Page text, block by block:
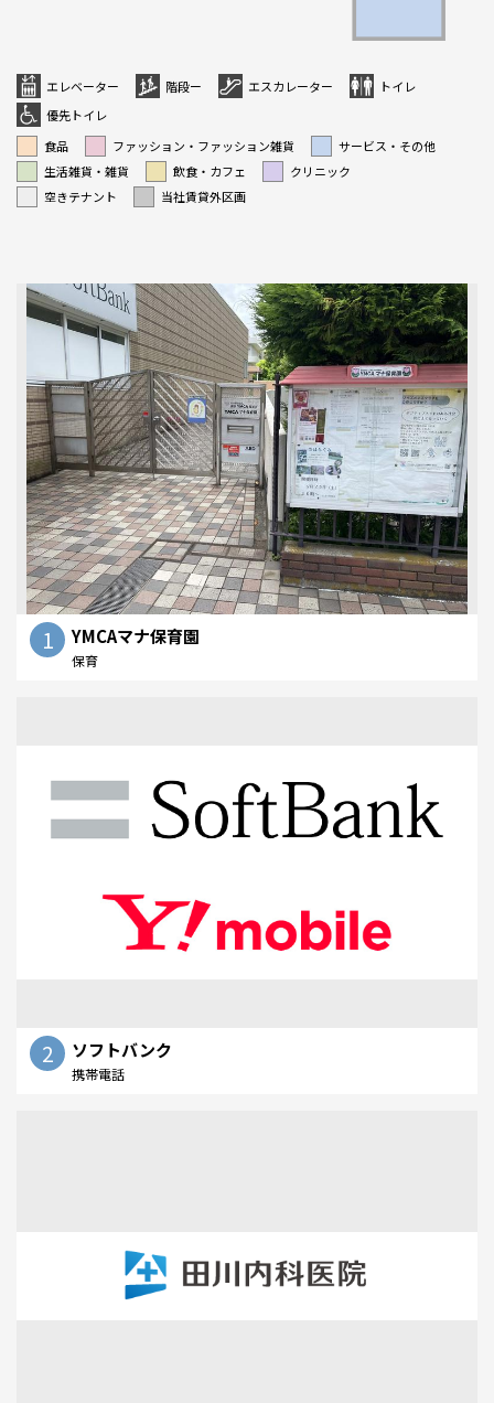
エレベーター 階段ー エスカレーター
トイレ
優先トイレ
食品
ファッション・ファッション雑貨
サービス・その他
生活雑貨・雑貨
飲食・カフェ
クリニック
空きテナント
当社賃貸外区画
1 YMCAマナ保育園
保育
2 ソフトバンク
携帯電話